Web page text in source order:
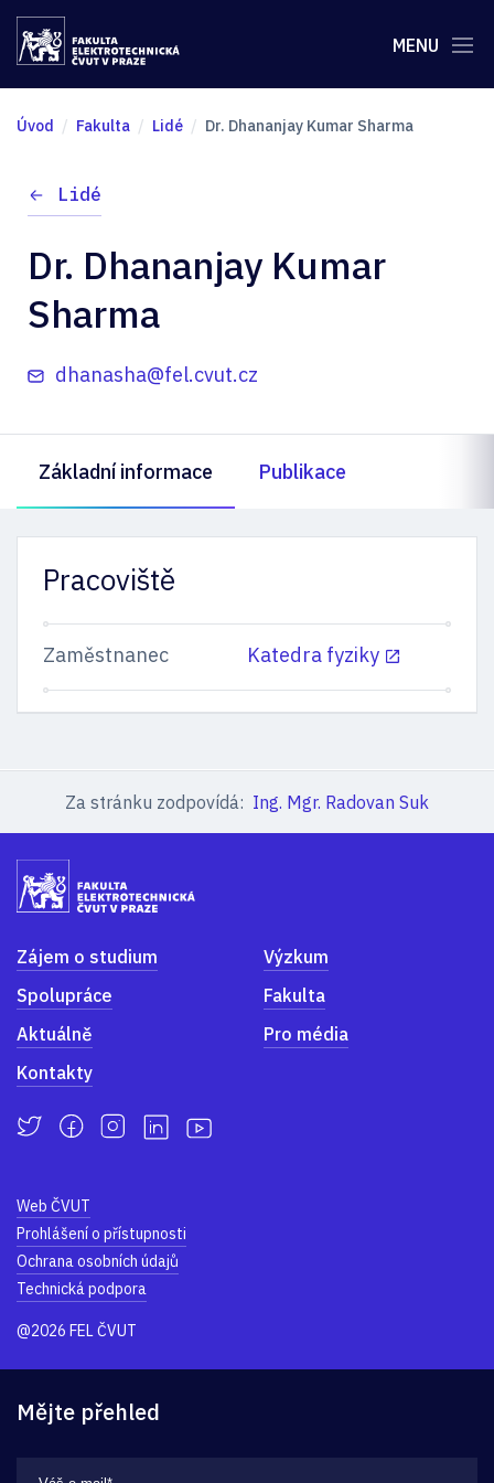
MENU
Úvod Fakulta Lidé Dr. Dhananjay Kumar Sharma
Lidé
Dr. Dhananjay Kumar
Sharma
dhanasha@fel.cvut.cz
Základní informace Publikace
Pracoviště
Zaměstnanec Katedra fyziky
Za stránku zodpovídá: Ing. Mgr. Radovan Suk
Zájem o studium
Výzkum
Spolupráce
Fakulta
Aktuálně
Pro média
Kontakty
Web ČVUT
Prohlášení o přístupnosti
Ochrana osobních údajů
Technická podpora
@2026 FEL ČVUT
Mějte přehled